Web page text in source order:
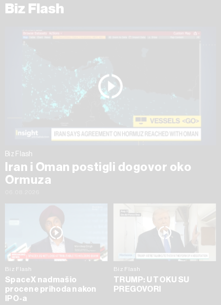
Biz Flash
Biz Flash
Iran i Oman postigli dogovor oko
Ormuza
Biz Flash
SpaceX nadmašio
procene prihoda nakon
IPO-a
Biz Flash
TRUMP: U TOKU SU
PREGOVORI